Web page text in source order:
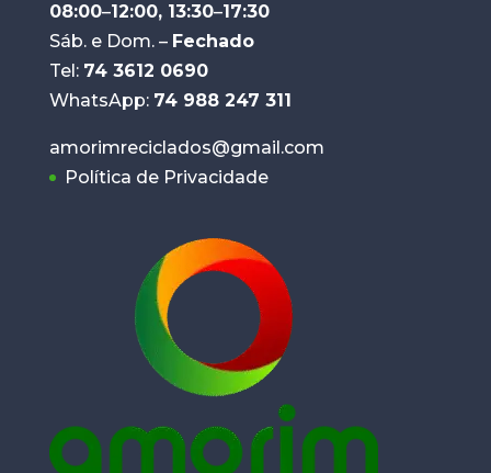
08:00–12:00, 13:30–17:30
Sáb. e Dom. – Fechado
Tel: 74 3612 0690
WhatsApp: 74 988 247 311
amorimreciclados@gmail.com
Política de Privacidade